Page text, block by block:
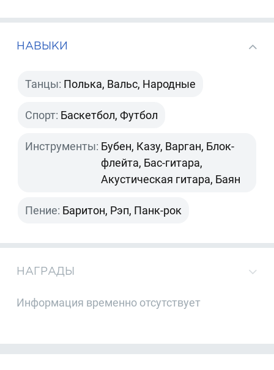
НАВЫКИ
Танцы: Полька, Вальс, Народные
Спорт: Баскетбол, Футбол
Инструменты: Бубен, Казу, Варган, Блок-
флейта, Бас-гитара,
Акустическая гитара, Баян
Пение: Баритон, Рэп, Панк-рок
НАГРАДЫ
Информация временно отсутствует